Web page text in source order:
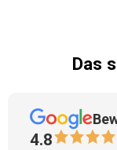
Das
4.8